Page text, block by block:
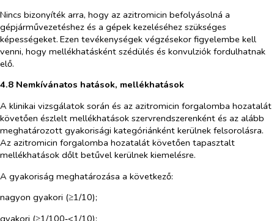
Nincs bizonyíték arra, hogy az azitromicin befolyásolná a
gépjárművezetéshez és a gépek kezeléséhez szükséges
képességeket. Ezen tevékenységek végzésekor figyelembe kell
venni, hogy mellékhatásként szédülés és konvulziók fordulhatnak
elő.
4.8 Nemkívánatos hatások, mellékhatások
A klinikai vizsgálatok során és az azitromicin forgalomba hozatalát
követően észlelt mellékhatások szervrendszerenként és az alább
meghatározott gyakorisági kategóriánként kerülnek felsorolásra.
Az azitromicin forgalomba hozatalát követően tapasztalt
mellékhatások dőlt betűvel kerülnek kiemelésre.
A gyakoriság meghatározása a következő:
nagyon gyakori (≥1/10);
gyakori (≥1/100‑<1/10);